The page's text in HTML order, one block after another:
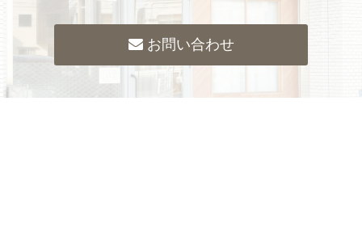
お問い合わせ